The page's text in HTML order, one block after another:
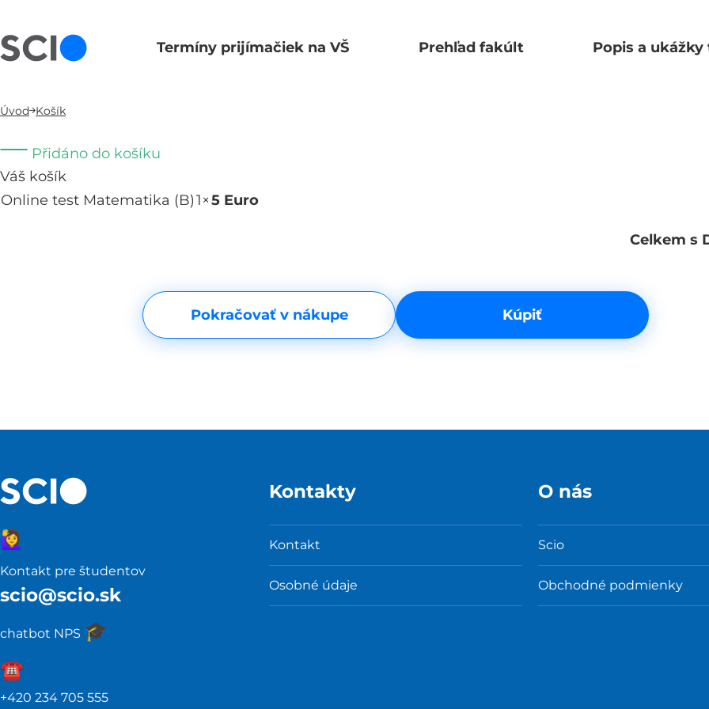
Termíny prijímačiek na VŠ Prehľad fakúlt Popis a
Úvod Košík
Přidáno do košíku
Váš košík
Online test Matematika (B)1×5 Euro
Celkem s
Pokračovať v nákupe Kúpiť
Kontakt pre študentov
scio@scio.sk
chatbot NPS 🎓️
🙋‍♀️
☎️️
+420 234 705 555
Kontakty
Kontakt
Osobné údaje
O nás
Scio
Obchodné podmienky